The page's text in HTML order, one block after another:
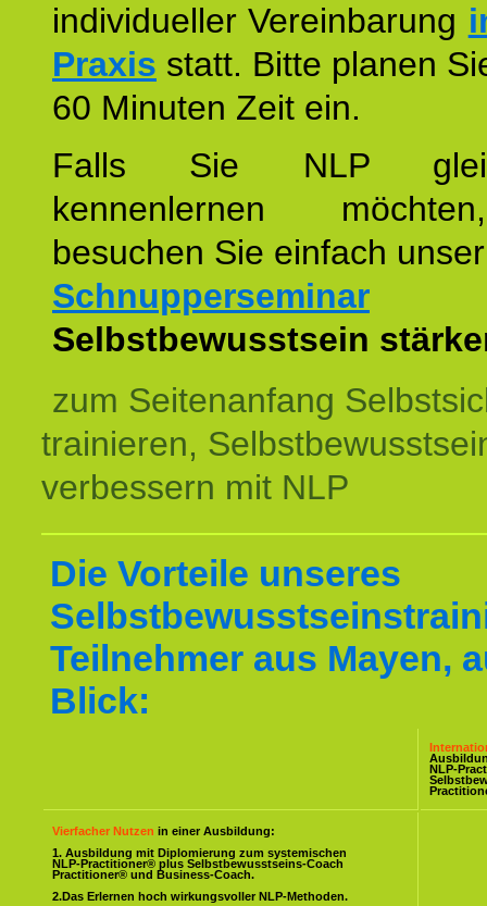
individueller Vereinbarung
Praxis statt. Bitte planen
60 Minuten Zeit ein.
Falls Sie NLP
kennenlernen
besuchen Sie einfach unser
Schnupperseminar
Selbstbewusstsein
zum Seitenanfang
trainieren,
verbessern mit NLP
Die Vorteile unseres
Teilnehmer aus Mayen,
Blick:
NLP-
Vierfacher Nutzen in einer Ausbildung:
1. Ausbildung mit Diplomierung zum systemischen
NLP-Practitioner® plus Selbstbewusstseins-Coach
Practitioner® und Business-Coach.
2.Das Erlernen hoch wirkungsvoller NLP-Methoden.